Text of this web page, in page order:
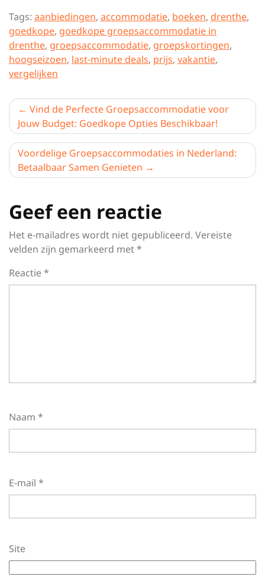
Tags: aanbiedingen, accommodatie, boeken, drenthe,
goedkope, goedkope groepsaccommodatie in
drenthe, groepsaccommodatie, groepskortingen,
hoogseizoen, last-minute deals, prijs, vakantie,
vergelijken
Berichtnavigatie
Vind de Perfecte Groepsaccommodatie voor
Jouw Budget: Goedkope Opties Beschikbaar!
Voordelige Groepsaccommodaties in Nederland:
Betaalbaar Samen Genieten
Geef een reactie
Het e-mailadres wordt niet gepubliceerd. Vereiste
velden zijn gemarkeerd met*
Reactie*
Naam *
E-mail *
Site